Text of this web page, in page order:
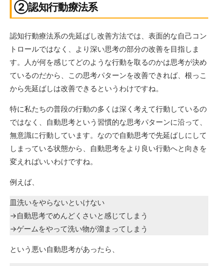
②認知行動療法系
認知行動療法系の先延ばし改善方法では、表面的な自己コン
トロールではなく、より深い思考の部分の改善を目指しま
す。人が何を感じてどのような行動を取るのかは思考が決め
ているのだから、この思考パターンを改善できれば、根っこ
から先延ばしは改善できるというわけですね。
特に私たちの普段の行動の多くは深く考えて行動しているの
ではなく、自動思考という習慣的な思考パターンに沿って、
無意識に行動しています。なので自動思考で先延ばしにして
しまっている状態から、自動思考をより良い行動へと向きを
変えればいいわけですね。
例えば、
皿洗いをやらないといけない
→自動思考でめんどくさいと感じてしまう
→ゲームをやって洗い物が溜まってしまう
という悪い自動思考があったら、